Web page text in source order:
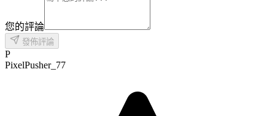
您的評論
發佈評論
P
PixelPusher_77